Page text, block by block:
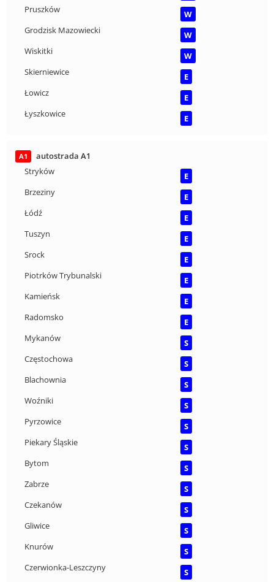
Pruszków
W
Grodzisk Mazowiecki
W
Wiskitki
W
Skierniewice
E
Łowicz
E
Łyszkowice
E
A1
autostrada A1
Stryków
E
Brzeziny
E
Łódź
E
Tuszyn
E
Srock
E
Piotrków Trybunalski
E
Kamieńsk
E
Radomsko
E
Mykanów
S
Częstochowa
S
Blachownia
S
Woźniki
S
Pyrzowice
S
Piekary Śląskie
S
Bytom
S
Zabrze
S
Czekanów
S
Gliwice
S
Knurów
S
Czerwionka-Leszczyny
S